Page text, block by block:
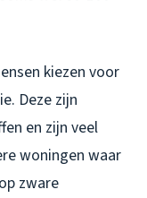
kiezen voor
Deze zijn
en zijn veel
woningen waar
zware